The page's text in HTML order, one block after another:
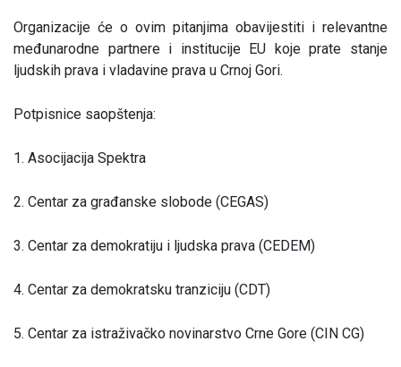
Organizacije će o ovim pitanjima obavijestiti i relevantne
međunarodne partnere i institucije EU koje prate stanje
ljudskih prava i vladavine prava u Crnoj Gori.
Potpisnice saopštenja:
1. Asocijacija Spektra
2. Centar za građanske slobode (CEGAS)
3. Centar za demokratiju i ljudska prava (CEDEM)
4. Centar za demokratsku tranziciju (CDT)
5. Centar za istraživačko novinarstvo Crne Gore (CIN CG)